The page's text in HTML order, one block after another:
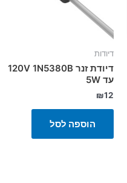
דיודות
דיודת זנר 120V 1N5380B
עד 5W
₪12
הוספה לסל